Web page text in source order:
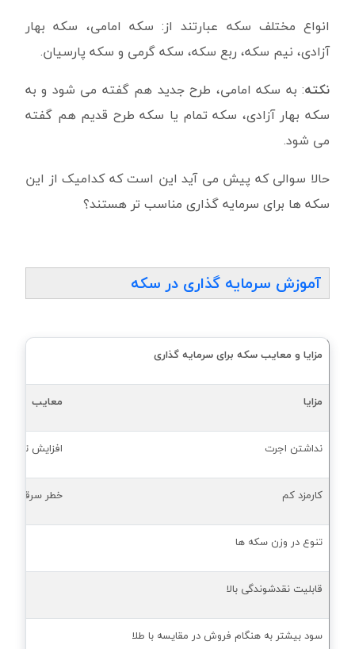
انواع مختلف سکه عبارتند از: سکه امامی، سکه بهار
آزادی، نیم سکه، ربع سکه، سکه گرمی و سکه پارسیان.
نکته: به سکه امامی، طرح جدید هم گفته می شود و به
سکه بهار آزادی، سکه تمام یا سکه طرح قدیم هم گفته
می شود.
حالا سوالی که پیش می آید این است که کدامیک از این
سکه ها برای سرمایه گذاری مناسب تر هستند؟
آموزش سرمایه گذاری در سکه
مزایا و معایب سکه برای سرمایه گذاری
مزایا معایب
نداشتن اجرت افزایش
کارمزد کم خطر سرقت
تنوع در وزن سکه ها
قابلیت نقدشوندگی بالا
سود بیشتر به هنگام فروش در مقایسه با طلا